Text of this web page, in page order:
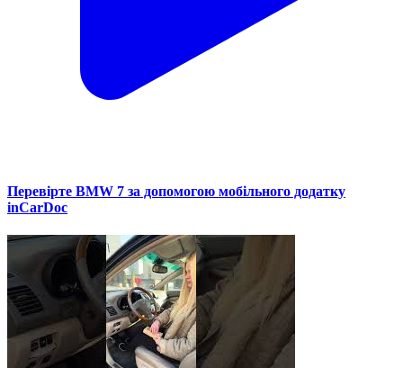
Перевірте BMW 7 за допомогою мобільного додатку
inCarDoc